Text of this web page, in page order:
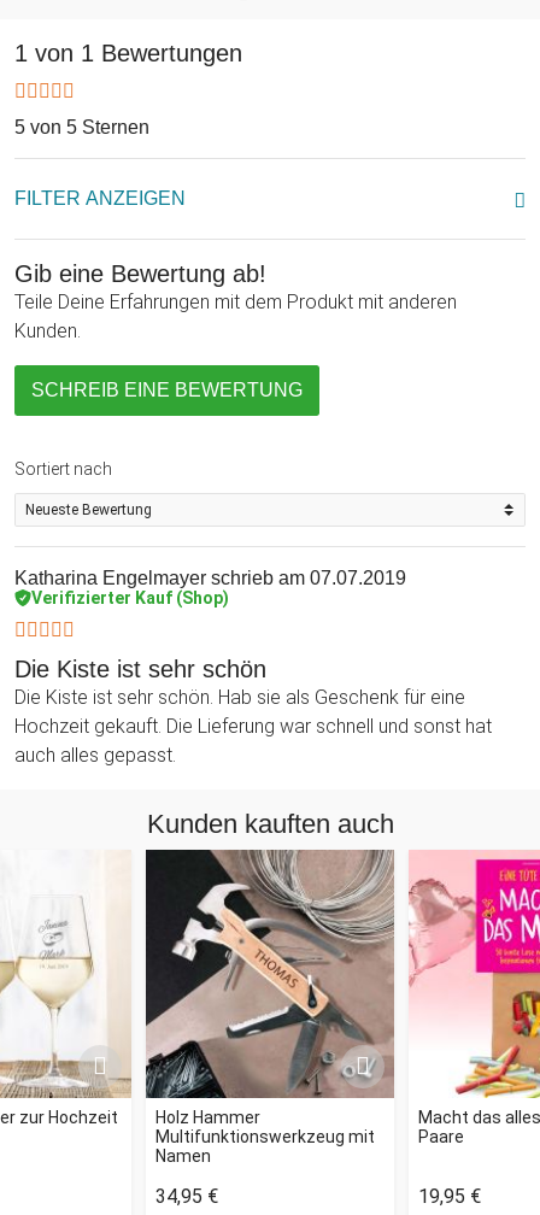
präsentierst Du Deinem Herzblatt ein echtes Unikat, das nicht
nur wundervoll aussieht, sondern als Liebessymbol stets eine
tolle Erinnerung ist.
1 von 1 Bewertungen
5 von 5 Sternen
FILTER ANZEIGEN
Gib eine Bewertung ab!
Teile Deine Erfahrungen mit dem Produkt mit anderen
Kunden.
SCHREIB EINE BEWERTUNG
Sortiert nach
Katharina Engelmayer schrieb am 07.07.2019
Verifizierter Kauf (Shop)
Die Kiste ist sehr schön
Die Kiste ist sehr schön. Hab sie als Geschenk für eine
Hochzeit gekauft. Die Lieferung war schnell und sonst hat
auch alles gepasst.
Kunden kauften auch
zur Hochzeit
Holz Hammer
Multifunktionswerkzeug mit
Namen
34,95 €
Macht das
Paare
19,95 €